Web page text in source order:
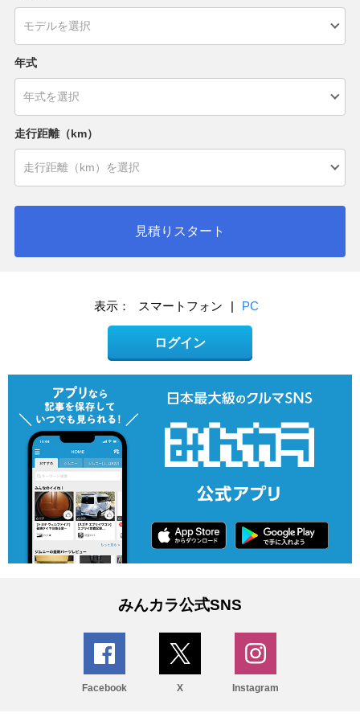
年式
走行距離（km）
見積りスタート
表示： スマートフォン | PC
ログイン
みんカラ公式SNS
Facebook X Instagram